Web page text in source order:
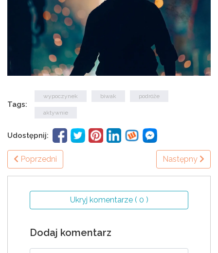
Tags:
wypoczynek biwak podróże
aktywnie
Udostępnij:
Poprzedni Następny
Ukryj komentarze ( 0 )
Dodaj komentarz